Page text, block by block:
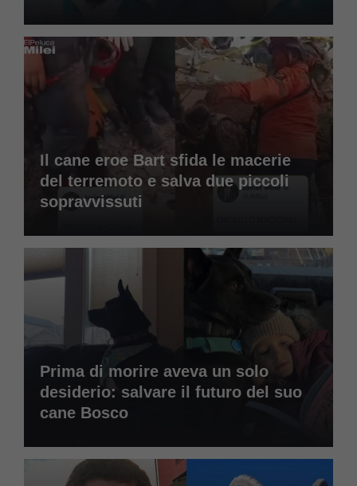
Il cane eroe Bart sfida le macerie
del terremoto e salva due piccoli
sopravvissuti
Prima di morire aveva un solo
desiderio: salvare il futuro del suo
cane Bosco